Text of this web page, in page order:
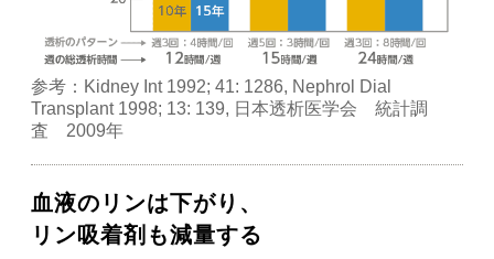
参考：Kidney Int 1992; 41: 1286, Nephrol Dial
Transplant 1998; 13: 139, 日本透析医学会 統計調
査 2009年
血液のリンは下がり、
リン吸着剤も減量する